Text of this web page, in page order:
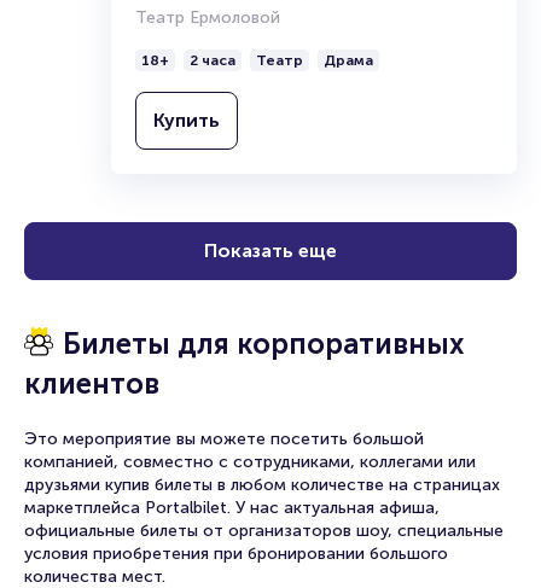
читайте в разделах:
Организаторам
Театр Ермоловой
18+ 2 часа Театр Драма
Купить
Показать еще
Билеты для корпоративных
клиентов
Это мероприятие вы можете посетить большой
компанией, совместно с сотрудниками, коллегами или
друзьями купив билеты в любом количестве на страницах
маркетплейса Portalbilet. У нас актуальная афиша,
официальные билеты от организаторов шоу, специальные
условия приобретения при бронировании большого
количества мест.